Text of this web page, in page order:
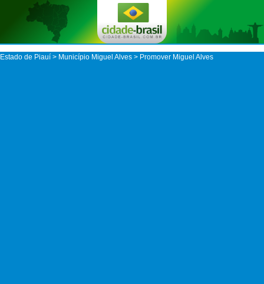
Estado de Piauí > Município Miguel Alves > Promover Miguel Alves